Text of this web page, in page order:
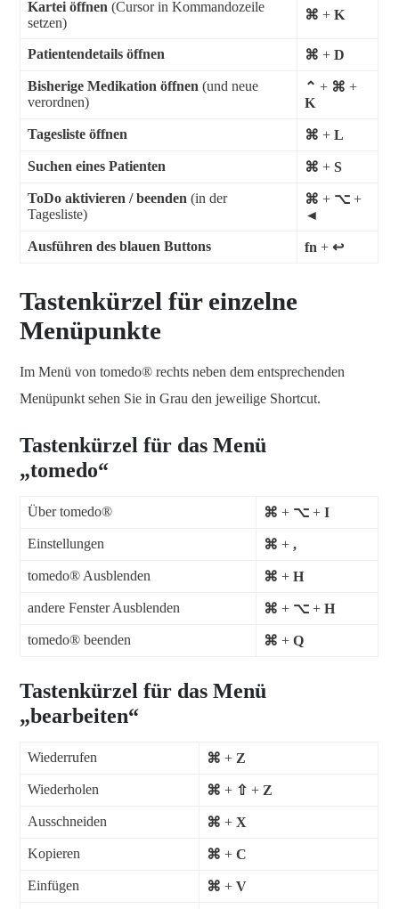
Kartei öffnen (Cursor in Kommandozeile
setzen)
⌘ + K
Patientendetails öffnen ⌘ + D
Bisherige Medikation öffnen (und neue
verordnen)
⌃ + ⌘ +
K
Tagesliste öffnen ⌘ + L
Suchen eines Patienten ⌘ + S
ToDo aktivieren / beenden (in der
Tagesliste)
⌘ + ⌥ +
◄
Ausführen des blauen Buttons fn + ↩
Tastenkürzel für einzelne
Menüpunkte
Im Menü von tomedo® rechts neben dem entsprechenden
Menüpunkt sehen Sie in Grau den jeweilige Shortcut.
Tastenkürzel für das Menü
„tomedo“
Über tomedo® ⌘ + ⌥ + I
Einstellungen ⌘ + ,
tomedo® Ausblenden ⌘ + H
andere Fenster Ausblenden ⌘ + ⌥ + H
tomedo® beenden ⌘ + Q
Tastenkürzel für das Menü
„bearbeiten“
Wiederrufen ⌘ + Z
Wiederholen ⌘ + ⇧ + Z
Ausschneiden ⌘ + X
Kopieren ⌘ + C
Einfügen ⌘ + V